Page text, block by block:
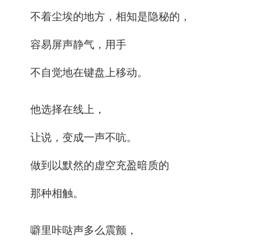
不着尘埃的地方，相知是隐秘的，
容易屏声静气，用手
不自觉地在键盘上移动。
他选择在线上，
让说，变成一声不吭。
做到以默然的虚空充盈暗质的
那种相触。
噼里咔哒声多么震颤，